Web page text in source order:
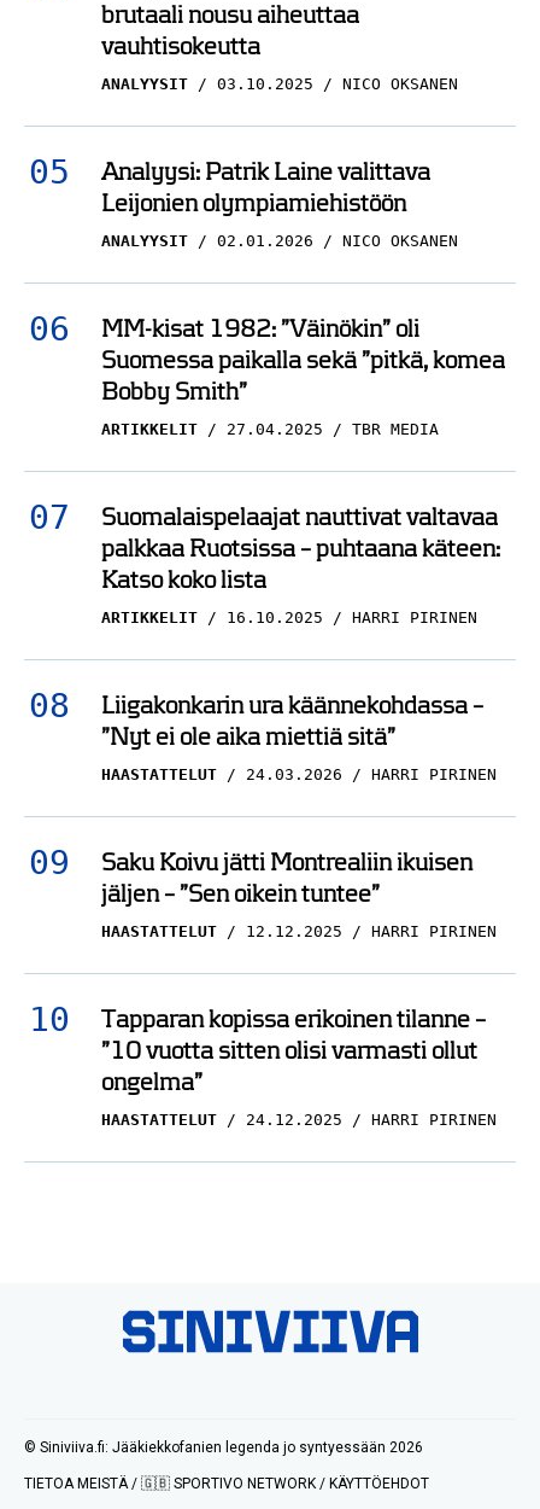
brutaali nousu aiheuttaa
vauhtisokeutta
ANALYYSIT 03.10.2025 NICO OKSANEN
Analyysi: Patrik Laine valittava
Leijonien olympiamiehistöön
ANALYYSIT 02.01.2026 NICO OKSANEN
MM-kisat 1982: ”Väinökin” oli
Suomessa paikalla sekä ”pitkä, komea
Bobby Smith”
ARTIKKELIT 27.04.2025 TBR MEDIA
Suomalaispelaajat nauttivat valtavaa
palkkaa Ruotsissa – puhtaana käteen:
Katso koko lista
ARTIKKELIT 16.10.2025 HARRI PIRINEN
Liigakonkarin ura käännekohdassa –
”Nyt ei ole aika miettiä sitä”
HAASTATTELUT 24.03.2026 HARRI PIRINEN
Saku Koivu jätti Montrealiin ikuisen
jäljen – ”Sen oikein tuntee”
HAASTATTELUT 12.12.2025 HARRI PIRINEN
Tapparan kopissa erikoinen tilanne –
”10 vuotta sitten olisi varmasti ollut
ongelma”
HAASTATTELUT 24.12.2025 HARRI PIRINEN
© Siniviiva.fi: Jääkiekkofanien legenda jo syntyessään 2026
TIETOA MEISTÄ/ 🇬🇧 SPORTIVO NETWORK / KÄYTTÖEHDOT